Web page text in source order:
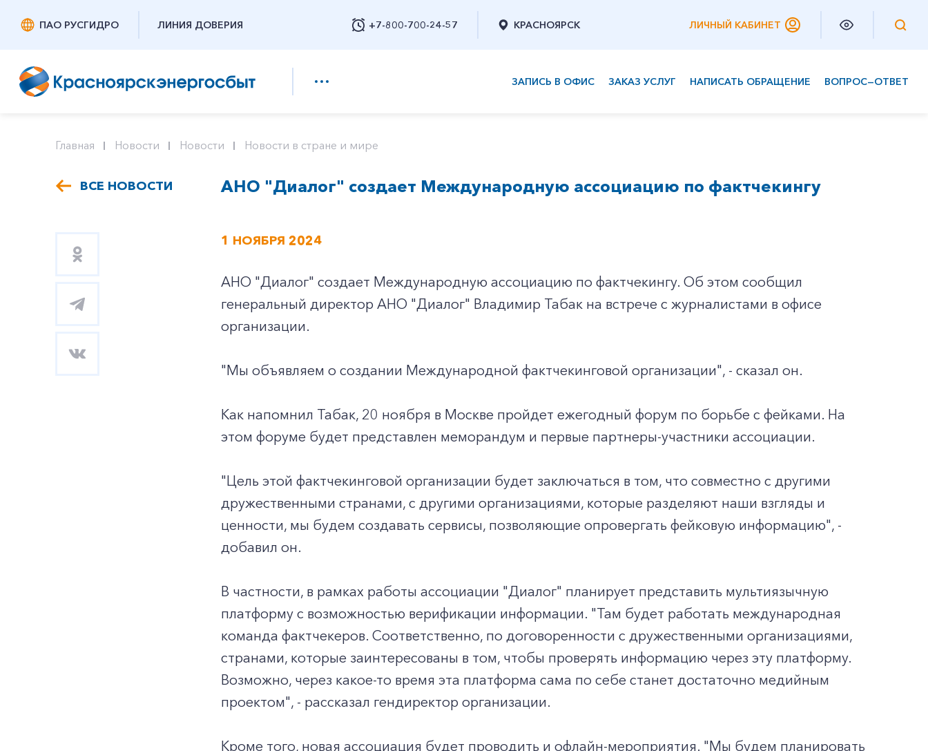
ПАО РУСГИДРО ЛИНИЯ ДОВЕРИЯ +7-800-700-24-57
Заказать обратный звонок
КРАСНОЯРСК ЛИЧНЫЙ КАБИНЕТ
ЗАПИСЬ В ОФИС ЗАКАЗ УСЛУГ НАПИСАТЬ ОБРАЩЕНИЕ ВОПРОС—ОТВЕТ
Главная Новости Новости Новости в стране и мире
ВСЕ НОВОСТИ АНО "Диалог" создает Международную ассоциацию по фактчекингу
1 НОЯБРЯ 2024
АНО "Диалог" создает Международную ассоциацию по фактчекингу. Об этом сообщил
генеральный директор АНО "Диалог" Владимир Табак на встрече с журналистами в офисе
организации.
"Мы объявляем о создании Международной фактчекинговой организации", - сказал он.
Как напомнил Табак, 20 ноября в Москве пройдет ежегодный форум по борьбе с фейками. На
этом форуме будет представлен меморандум и первые партнеры-участники ассоциации.
"Цель этой фактчекинговой организации будет заключаться в том, что совместно с другими
дружественными странами, с другими организациями, которые разделяют наши взгляды и
ценности, мы будем создавать сервисы, позволяющие опровергать фейковую информацию", -
добавил он.
В частности, в рамках работы ассоциации "Диалог" планирует представить мультиязычную
платформу с возможностью верификации информации. "Там будет работать международная
команда фактчекеров. Соответственно, по договоренности с дружественными организациями,
странами, которые заинтересованы в том, чтобы проверять информацию через эту платформу.
Возможно, через какое-то время эта платформа сама по себе станет достаточно медийным
проектом", - рассказал гендиректор организации.
Кроме того, новая ассоциация будет проводить и офлайн-мероприятия. "Мы будем планировать